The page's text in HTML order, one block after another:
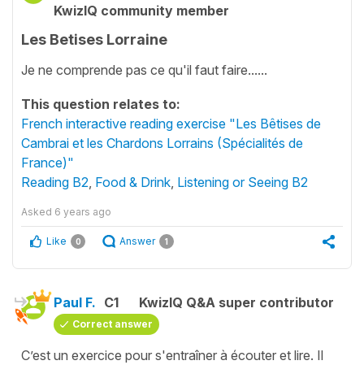
KwizIQ community member
Les Betises Lorraine
Je ne comprende pas ce qu'il faut faire......
This question relates to:
French interactive reading exercise "Les Bêtises de
Cambrai et les Chardons Lorrains (Spécialités de
France)"
Reading B2 Food & Drink Listening or Seeing B2
Asked 6 years ago
Like 0 Answer 1
Paul F. C1 KwizIQ Q&A super contributor
Correct answer
C’est un exercice pour s'entraîner à écouter et lire. Il